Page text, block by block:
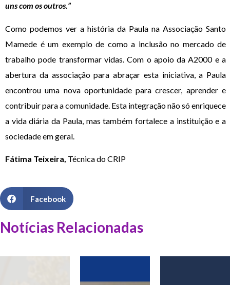
uns com os outros.”
Como podemos ver a história da Paula na Associação Santo
Mamede é um exemplo de como a inclusão no mercado de
trabalho pode transformar vidas. Com o apoio da A2000 e a
abertura da associação para abraçar esta iniciativa, a Paula
encontrou uma nova oportunidade para crescer, aprender e
contribuir para a comunidade. Esta integração não só enriquece
a vida diária da Paula, mas também fortalece a instituição e a
sociedade em geral.
Fátima Teixeira, Técnica do CRIP
Facebook
Notícias Relacionadas